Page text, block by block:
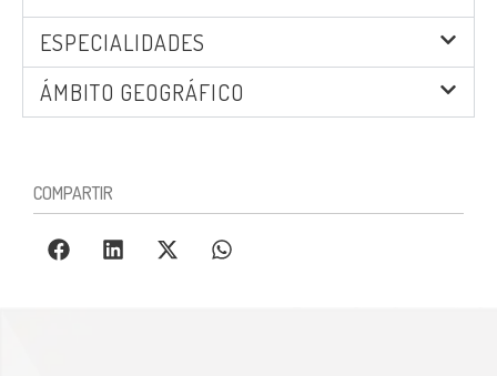
ESPECIALIDADES
ÁMBITO GEOGRÁFICO
COMPARTIR